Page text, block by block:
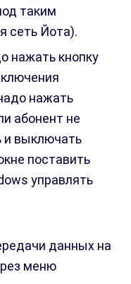
таким
сеть Йота).
нажать кнопку
нажать
абонент не
и выключать
поставить
управлять
данных на
меню